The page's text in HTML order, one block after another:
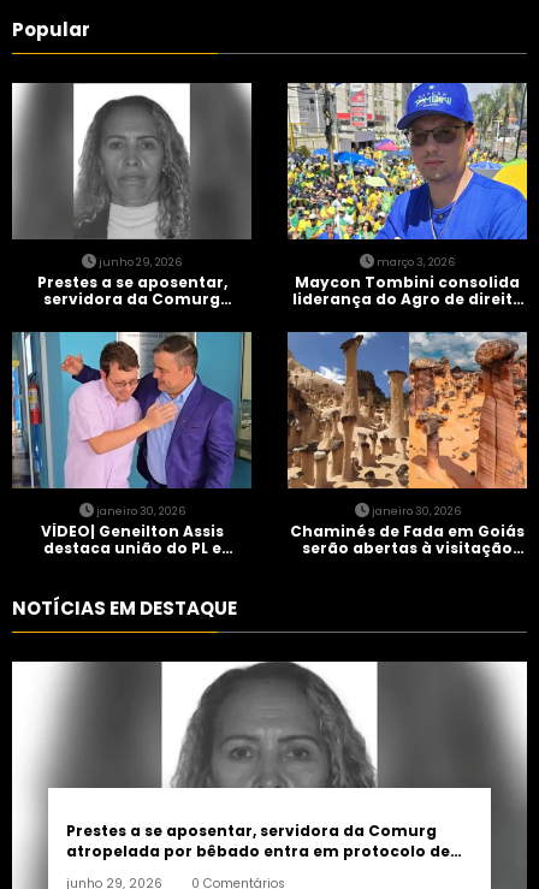
Popular
junho 29, 2026
Prestes a se aposentar,
servidora da Comurg
entra em protocolo de
morte encefálica
março 3, 2026
Maycon Tombini consolida
liderança do Agro de direita
Brasil” em Goiânia
janeiro 30, 2026
VÍDEO| Geneilton Assis
destaca união do PL e
janeiro 30, 2026
Chaminés de Fada em Goiás
serão abertas à visitação
NOTÍCIAS EM DESTAQUE
Prestes a se aposentar, servidora da Comurg
atropelada por bêbado entra em protocolo de
junho 29, 2026 0 Comentários